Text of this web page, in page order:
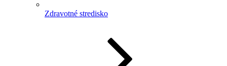
Zdravotné stredisko